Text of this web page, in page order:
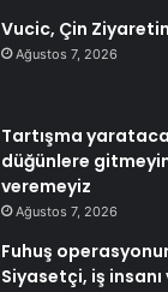
Vucic, Çin
Ağustos 7, 2026
Tartışma
düğünlere
veremeyiz
Ağustos 7, 2026
Fuhuş
Siyasetçi, iş